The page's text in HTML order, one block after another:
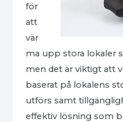
för
att
vär
ma upp stora lokaler
men det är viktigt att
baserat på lokalens
utförs samt
effektiv lösning som